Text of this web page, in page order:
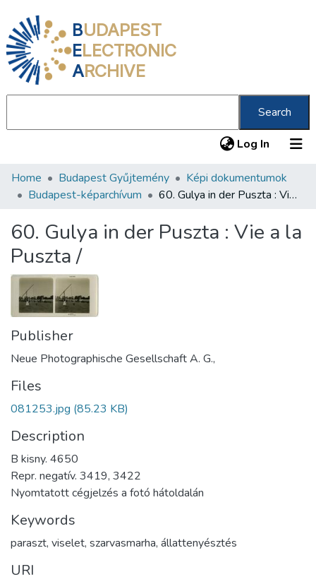
BUDAPEST
ELECTRONIC
ARCHIVE
Search
Log In (current)
Communities & Collections
Statistics
About us
Home Budapest Gyűjtemény
Képi dokumentumok
Budapest-képarchívum
60. Gulya in der Puszta : Vie a la Puszta /
60. Gulya in der Puszta : Vie a la
Puszta /
Publisher
Neue Photographische Gesellschaft A. G.,
Files
081253.jpg (85.23 KB)
Description
B kisny. 4650
Repr. negatív. 3419, 3422
Nyomtatott cégjelzés a fotó hátoldalán
Keywords
paraszt, viselet, szarvasmarha, állattenyésztés
URI